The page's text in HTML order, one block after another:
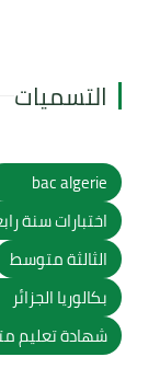
التسميات
bac algerie
اختبارات سنة
الثالثة متوسط
بكالوريا الجزائر
شهادة تعليم